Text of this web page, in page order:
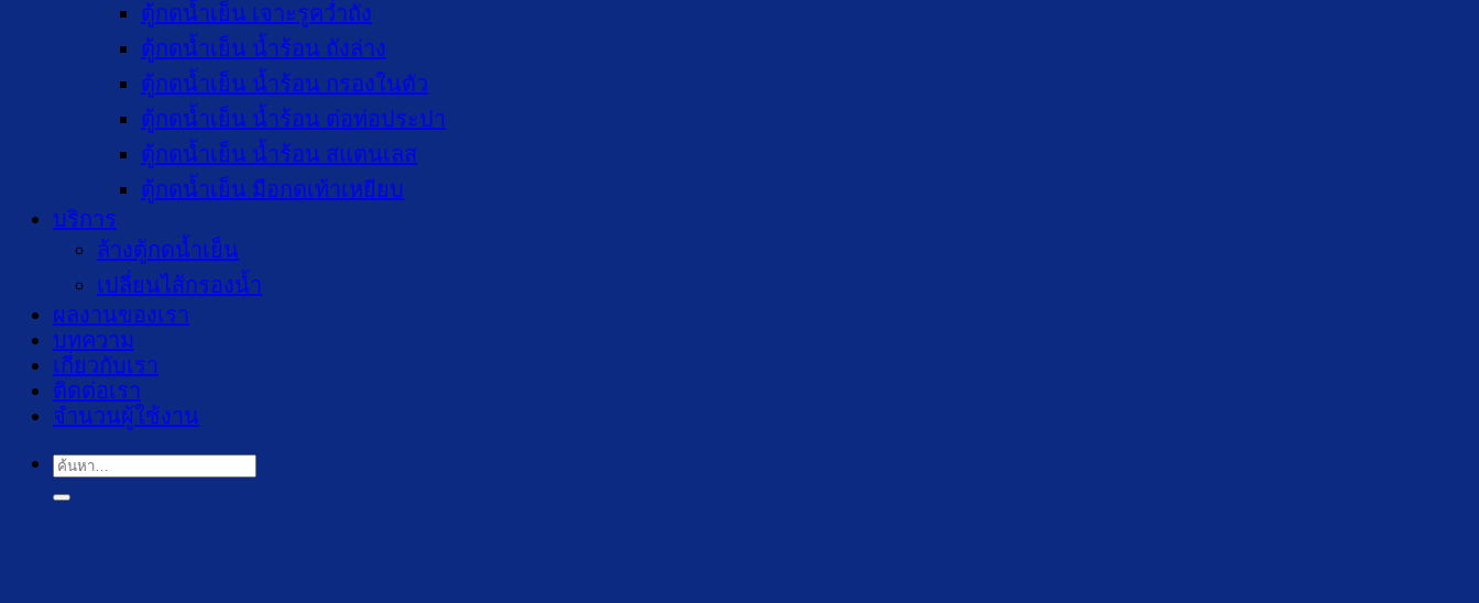
ตู้กดน้ำเย็น เจาะรูคว่ำถัง
ตู้กดน้ำเย็น น้ำร้อน ถังล่าง
ตู้กดน้ำเย็น น้ำร้อน กรองในตัว
ตู้กดน้ำเย็น น้ำร้อน ต่อท่อประปา
ตู้กดน้ำเย็น น้ำร้อน สแตนเลส
ตู้กดน้ำเย็น มือกดเท้าเหยียบ
บริการ
ล้างตู้กดน้ำเย็น
เปลี่ยนไส้กรองน้ำ
ผลงานของเรา
บทความ
เกี่ยวกับเรา
ติดต่อเรา
จำนวนผู้ใช้งาน
ค้นหา: